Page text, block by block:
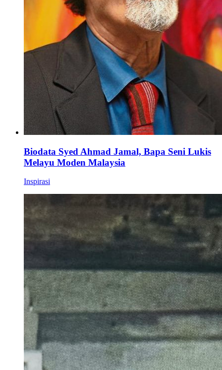
Biodata Syed Ahmad Jamal, Bapa Seni Lukis
Melayu Moden Malaysia
Inspirasi